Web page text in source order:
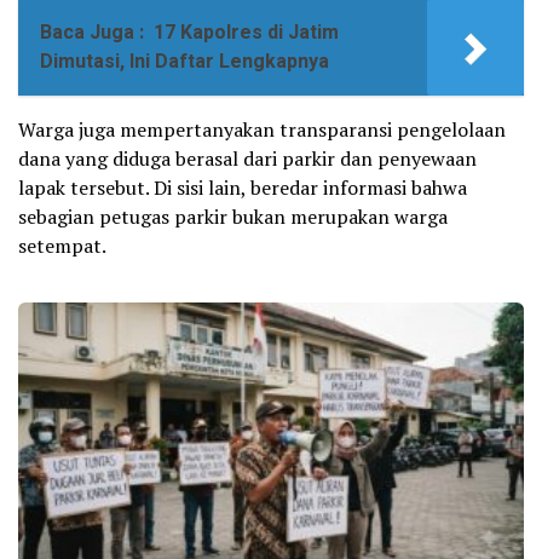
Baca Juga : 17 Kapolres di Jatim
Dimutasi, Ini Daftar Lengkapnya
Warga juga mempertanyakan transparansi pengelolaan
dana yang diduga berasal dari parkir dan penyewaan
lapak tersebut. Di sisi lain, beredar informasi bahwa
sebagian petugas parkir bukan merupakan warga
setempat.